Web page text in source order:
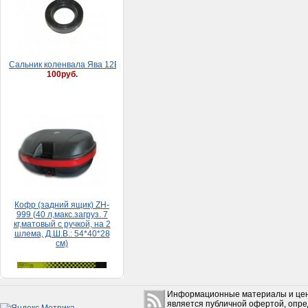
Сaльник коленвaлa Явa 12В (30*52*8)
100руб.
Кофр (задний ящик) ZH-
999 (40 л,макс.загруз. 7
кг,матовый с ручкой, на 2
шлема, Д.Ш.В.: 54*40*28
Информационные материалы и
является публичной офертой,